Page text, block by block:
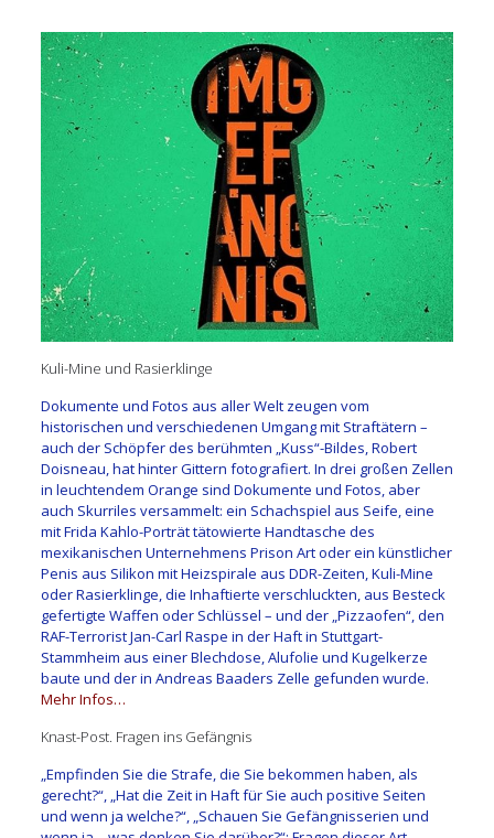
Kuli-Mine und Rasierklinge
Dokumente und Fotos aus aller Welt zeugen vom
historischen und verschiedenen Umgang mit Straftätern –
auch der Schöpfer des berühmten „Kuss“-Bildes, Robert
Doisneau, hat hinter Gittern fotografiert. In drei großen Zellen
in leuchtendem Orange sind Dokumente und Fotos, aber
auch Skurriles versammelt: ein Schachspiel aus Seife, eine
mit Frida Kahlo-Porträt tätowierte Handtasche des
mexikanischen Unternehmens Prison Art oder ein künstlicher
Penis aus Silikon mit Heizspirale aus DDR-Zeiten, Kuli-Mine
oder Rasierklinge, die Inhaftierte verschluckten, aus Besteck
gefertigte Waffen oder Schlüssel – und der „Pizzaofen“, den
RAF-Terrorist Jan-Carl Raspe in der Haft in Stuttgart-
Stammheim aus einer Blechdose, Alufolie und Kugelkerze
baute und der in Andreas Baaders Zelle gefunden wurde.
Mehr Infos…
Knast-Post. Fragen ins Gefängnis
„Empfinden Sie die Strafe, die Sie bekommen haben, als
gerecht?“, „Hat die Zeit in Haft für Sie auch positive Seiten
und wenn ja welche?“, „Schauen Sie Gefängnisserien und